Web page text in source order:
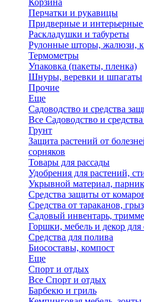
Корзина
Перчатки и рукавицы
Придверные и интерьерные
Раскладушки и табуреты
Рулонные шторы, жалюзи,
Термометры
Упаковка (пакеты, пленка)
Шнуры, веревки и шпагаты
Прочие
Еще
Садоводство и средства
Все Садоводство и
Грунт
Защита растений от
сорняков
Товары для рассады
Удобрения для растений,
Укрывной материал,
Средства защиты от
Средства от тараканов,
Садовый инвентарь,
Горшки, мебель и декор для
Средства для полива
Биосоставы, компост
Еще
Спорт и отдых
Все Спорт и отдых
Барбекю и гриль